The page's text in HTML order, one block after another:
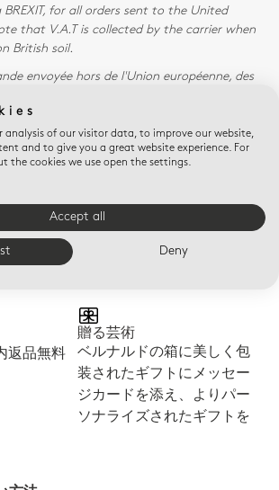
BREXIT, for all orders sent to the United
that V.A.T is collected by the carrier when
British soil.
envoyée hors de l'Union européenne, des
de douane sont à régler par le destinataire
au BREXIT, pour toute commande
Uni, veuillez noter que la T.V.A. est
lorsque le colis arrive sur le sol
返品無料
贈る芸術
ベルナルドの箱に美しく包
装されたギフトにメッセー
ジカードを添え、よりパー
ソナライズされたギフトを
analysis of our visitor data, to improve our website,
and to give you a great website experience. For
the cookies we use open the settings.
Accept all
Deny